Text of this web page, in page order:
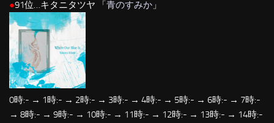
●91位…キタニタツヤ 「青のすみか 」
0時:- → 1時:- → 2時:- → 3時:- → 4時:- → 5時:- → 6時:- → 7時:-
→ 8時:- → 9時:- → 10時:- → 11時:- → 12時:- → 13時:- → 14時:-